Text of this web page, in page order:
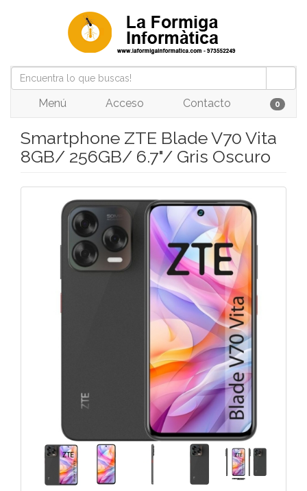
Menú Acceso Contacto 0
Smartphone ZTE Blade V70 Vita
8GB/ 256GB/ 6.7"/ Gris Oscuro